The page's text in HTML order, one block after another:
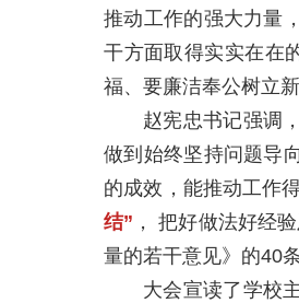
推动工作的强大力量
干方面取得实实在在
福、要廉洁奉公树立新
赵宪忠书记强调
做到始终坚持问题导
的成效，能推动工作
结” ， 把好做法好经
量的若干意见》的40
大会宣读了学校